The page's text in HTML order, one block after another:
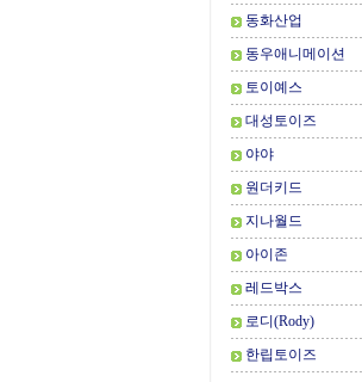
동화산업
동우애니메이션
토이예스
대성토이즈
야야
원더키드
지나월드
아이존
레드박스
로디(Rody)
한립토이즈